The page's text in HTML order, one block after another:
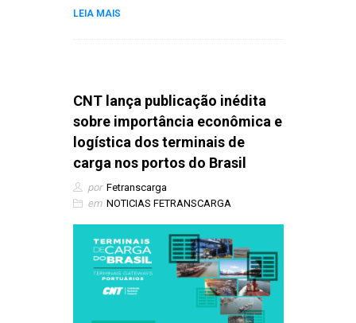
LEIA MAIS
CNT lança publicação inédita
sobre importância econômica e
logística dos terminais de
carga nos portos do Brasil
por Fetranscarga
em NOTICIAS FETRANSCARGA